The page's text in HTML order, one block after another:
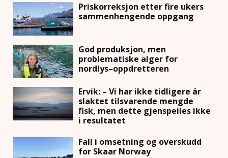
Priskorreksjon etter fire ukers
sammenhengende oppgang
God produksjon, men
problematiske alger for
nordlys–oppdretteren
Ervik: – Vi har ikke tidligere år
slaktet tilsvarende mengde
fisk, men dette gjenspeiles ikke
i resultatet
Fall i omsetning og overskudd
for Skaar Norway